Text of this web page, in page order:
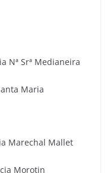
Nª Srª Medianeira
Maria
Marechal Mallet
Morotin